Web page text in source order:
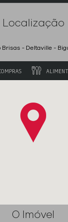
Localização
Brisas - Deltaville -
O Imóvel